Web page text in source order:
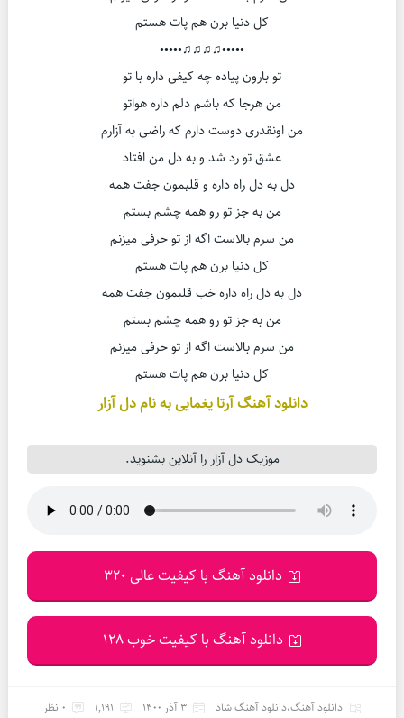
کل دنیا برن هم پات هستم
•••••♫♫♫♫•••••
تو بارون پیاده چه کیفی داره با تو
من هرجا که باشم دلم داره هواتو
من اونقدری دوست دارم که راضی به آزارم
عشق تو رد شد و به دل من افتاد
دل به دل راه داره و قلبمون جفت همه
من به جز تو رو همه چشم بستم
من سرم بالاست اگه از تو حرفی میزنم
کل دنیا برن هم پات هستم
دل به دل راه داره خب قلبمون جفت همه
من به جز تو رو همه چشم بستم
من سرم بالاست اگه از تو حرفی میزنم
کل دنیا برن هم پات هستم
دانلود آهنگ آرتا یغمایی به نام دل آزار
موزیک دل آزار را آنلاین بشنوید.
دانلود آهنگ با کیفیت عالی 320
دانلود آهنگ با کیفیت خوب 128
دانلود آهنگ،دانلود آهنگ شاد 3 آذر 1400 1,191 0 نظر